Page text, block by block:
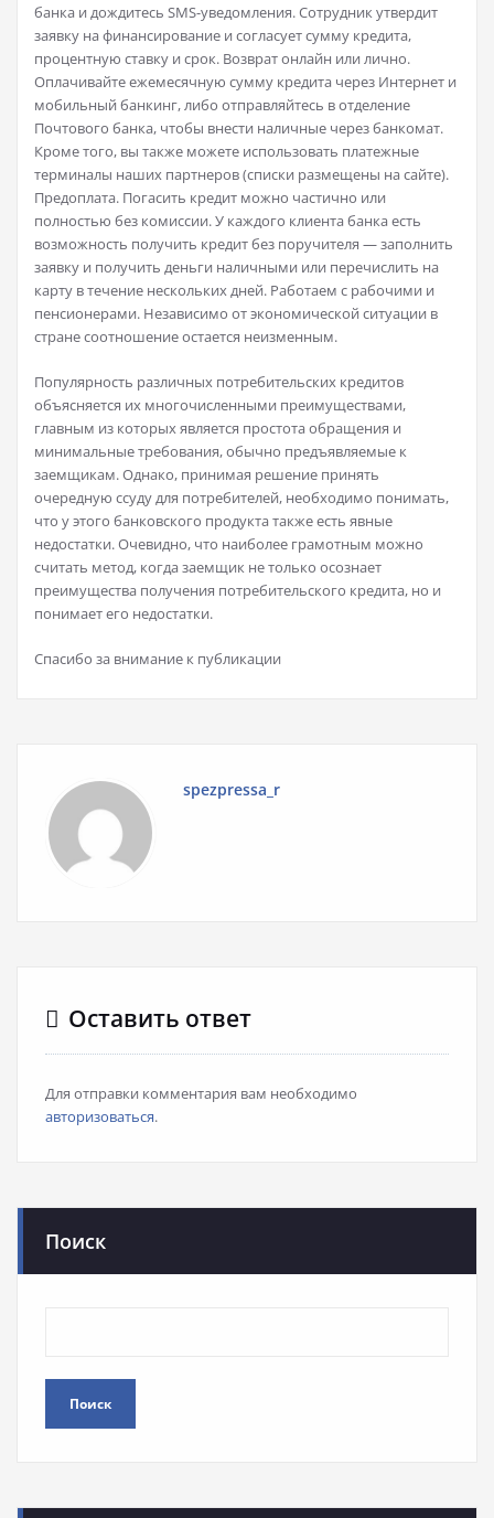
банка и дождитесь SMS-уведомления. Сотрудник утвердит
заявку на финансирование и согласует сумму кредита,
процентную ставку и срок. Возврат онлайн или лично.
Оплачивайте ежемесячную сумму кредита через Интернет и
мобильный банкинг, либо отправляйтесь в отделение
Почтового банка, чтобы внести наличные через банкомат.
Кроме того, вы также можете использовать платежные
терминалы наших партнеров (списки размещены на сайте).
Предоплата. Погасить кредит можно частично или
полностью без комиссии. У каждого клиента банка есть
возможность получить кредит без поручителя — заполнить
заявку и получить деньги наличными или перечислить на
карту в течение нескольких дней. Работаем с рабочими и
пенсионерами. Независимо от экономической ситуации в
стране соотношение остается неизменным.
Популярность различных потребительских кредитов
объясняется их многочисленными преимуществами,
главным из которых является простота обращения и
минимальные требования, обычно предъявляемые к
заемщикам. Однако, принимая решение принять
очередную ссуду для потребителей, необходимо понимать,
что у этого банковского продукта также есть явные
недостатки. Очевидно, что наиболее грамотным можно
считать метод, когда заемщик не только осознает
преимущества получения потребительского кредита, но и
понимает его недостатки.
Спасибо за внимание к публикации
spezpressa_r
Оставить ответ
Для отправки комментария вам необходимо
авторизоваться.
Поиск
Поиск